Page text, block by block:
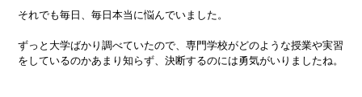
それでも毎日、毎日本当に悩んでいました。
ずっと大学ばかり調べていたので、専門学校がどのような授業や実習
をしているのかあまり知らず、決断するのには勇気がいりましたね。